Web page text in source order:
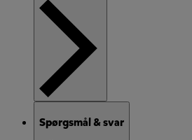
Spørgsmål & svar